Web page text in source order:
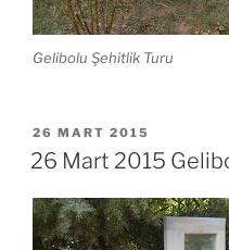
Gelibolu Şehitlik Turu
YAYIM
TARIHI
26 MART 2015
26 Mart 2015